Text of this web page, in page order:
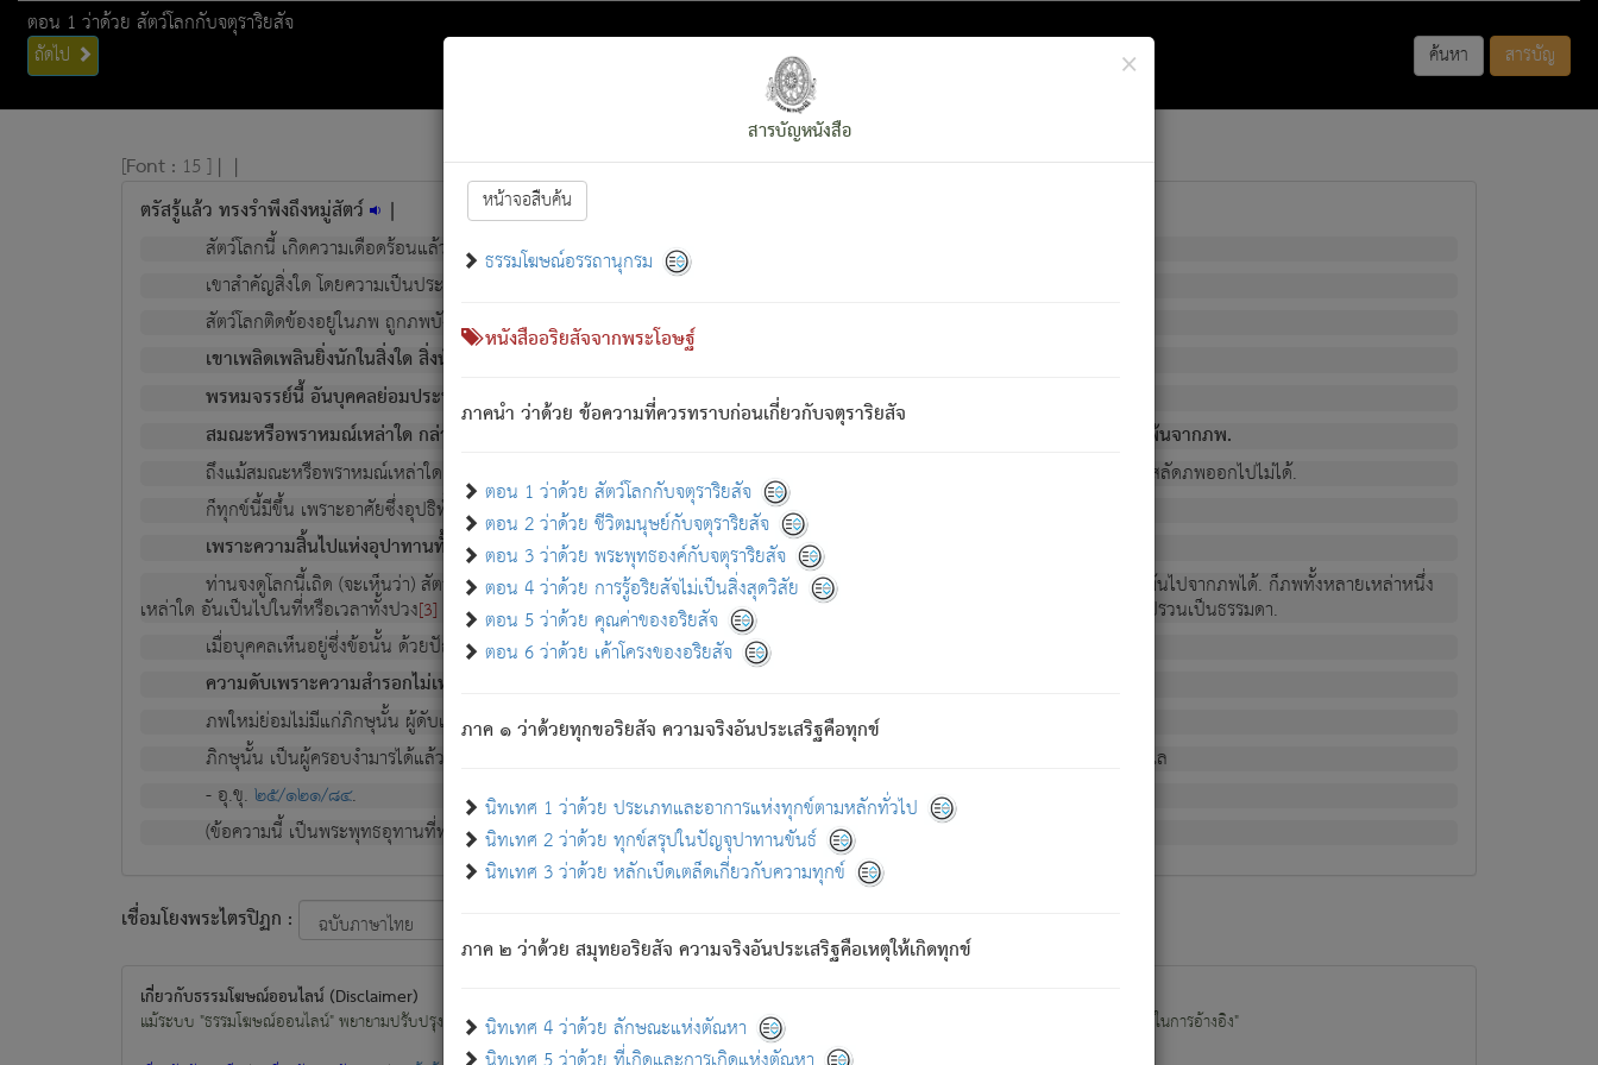
ตอน 1 ว่าด้วย สัตว์โลกกับจตุราริยสัจ
ถัดไป ค้นหา สารบัญ
×
สารบัญหนังสือ
หน้าจอสืบค้น
ธรรมโฆษณ์อรรถานุกรม
หนังสืออริยสัจจากพระโอษฐ์
ภาคนำ ว่าด้วย ข้อความที่ควรทราบก่อนเกี่ยวกับจตุราริยสัจ
ตอน 1 ว่าด้วย สัตว์โลกกับจตุราริยสัจ
ตอน 2 ว่าด้วย ชีวิตมนุษย์กับจตุราริยสัจ
ตอน 3 ว่าด้วย พระพุทธองค์กับจตุราริยสัจ
ตอน 4 ว่าด้วย การรู้อริยสัจไม่เป็นสิ่งสุดวิสัย
ตอน 5 ว่าด้วย คุณค่าของอริยสัจ
ตอน 6 ว่าด้วย เค้าโครงของอริยสัจ
ภาค ๑ ว่าด้วยทุกขอริยสัจ ความจริงอันประเสริฐคือทุกข์
นิทเทศ 1 ว่าด้วย ประเภทและอาการแห่งทุกข์ตามหลักทั่วไป
นิทเทศ 2 ว่าด้วย ทุกข์สรุปในปัญจุปาทานขันธ์
นิทเทศ 3 ว่าด้วย หลักเบ็ดเตล็ดเกี่ยวกับความทุกข์
ภาค ๒ ว่าด้วย สมุทยอริยสัจ ความจริงอันประเสริฐคือเหตุให้เกิดทุกข์
นิทเทศ 4 ว่าด้วย ลักษณะแห่งตัณหา
[Font : 15 ] | |
ตรัสรู้แล้ว ทรงรำพึงถึงหมู่สัตว์ |
สัตว์โลกนี้ เกิดความเดือดร้อนแล้ว มีผัสสะบังหน้า[1]ย่อมกล่าวซึ่งโรค (ความเสียดแทง) นั้นโดยความเป็นตัวเป็นตน
เขาสำคัญสิ่งใด โดยความเป็นประการใด แต่สิ่งนั้นย่อมเป็น (ตามที่เป็นจริง) โดยประการอื่นจากที่เขาสำคัญนั้น
สัตว์โลกติดข้องอยู่ในภพ ถูกภพบังหน้าแล้ว มีภพโดยความเป็นอย่างอื่น (จากที่มันเป็นอยู่จริง) จึงได้เพลิดเพลินยิ่งนักในภพนั้น
เขาเพลิดเพลินยิ่งนักในสิ่งใด สิ่งนั้นเป็นภัย (ที่เขาไม่รู้จัก) : เขากลัวต่อสิ่งใดสิ่งนั้นเป็นทุกข์
พรหมจรรย์นี้ อันบุคคลย่อมประพฤติ ก็เพื่อการละขาดซึ่งภพ.
สมณะหรือพราหมณ์เหล่าใด กล่าวความหลุดพ้นจากภพว่ามีได้เพราะภพ เรากล่าวว่า สมณะหรือพราหมณ์ทั้งปวงนั้น มิใช่ผู้หลดพ้นจากภพ.
ถึงแม้สมณะหรือพราหมณ์เหล่าใด กล่าวความออกไปได้จากภพ ว่ามีได้เพราะวิภพ[2]
: เรากล่าวว่า สมณะหรือพราหมณ์ทั้งปวงนั้น ก็ยังสลัดภพออกไปไม่ได้.
ก็ทุกข์นี้มีขึ้น เพราะอาศัยซึ่งอุปธิทั้งปวง.
เพราะความสิ้นไปแห่งอุปาทานทั้งปวง ความเกิดขึ้นแห่งทุกข์จึงไม่มี.
ท่านจงดูโลกนี้เถิด (จะเห็นว่า) สัตว์ทั้งหลายอันอวิชาหนาแน่นบังหนาแล้ว; และว่า สัตว์ผู้ยินดีในภพอันเป็นแล้วนั้น ย่อมไม่เป็นผู้หลุดพ้นไปจากภพได้. ก็ภพทั้งหลายเหล่าหนึ่ง
เหล่าใด อันเป็นไปในที่หรือเวลาทั้งปวง[3] เพื่อความมีแห่งประโยชน์โดยประการทั้งปวง; ภพทั้งหลายทั้งหมดนั้น ไม่เที่ยง เป็นทุกข์ มีความแปรปรวนเป็นธรรมดา.
เมื่อบุคคลเห็นอยู่ซึ่งข้อนั้น ด้วยปัญญาอันชอบตามที่เป็นจริงอย่างนี้อยู่; เขาย่อมละภวตัณหาได้ และไม่เพลิดเพลินวิภวตัณหาด้วย.
ความดับเพราะความสำรอกไม่เหลือ (แห่งภพทั้งหลาย) เพราะความสิ้นไปแห่งตัณหาโดยประการทั้งปวง นั้นคือนิพพาน.
ภพใหม่ย่อมไม่มีแก่ภิกษุนั้น ผู้ดับเย็นสนิทแล้ว เพราะไม่มีความยึดมั่น
ภิกษุนั้น เป็นผู้ครอบงำมารได้แล้ว ชนะสงครามแล้ว ก้าวล่วงภพทั้งหลายทั้งปวงได้แล้ว เป็นผู้คงที่ (คือไม่เปลี่ยนแปลงอีกต่อไป). ดังนี้แล
- อุ.ขุ.๒๕/๑๒๑/๘๔.
(ข้อความนี้ เป็นพระพุทธอุทานที่ทรงเปล่งออก ที่โคนต้นโพธิ์เป็นที่ตรัสรู้ เมื่อตรัสรู้แล้วได้ 7 วัน)
เชื่อมโยงพระไตรปิฏก :
เกี่ยวกับธรรมโฆษณ์ออนไลน์ (Disclaimer)
แม้ระบบ "ธรรมโฆษณ์ออนไลน์" พยายามปรับปรุงข้อมูลให้ถูกต้องมากที่สุด ผู้ศึกษาก็พึงตรวจสอบกับตัวเล่มหนังสือต้นฉบับ ที่มีการพิมพ์ครั้งล่าสุด ก่อนนำข้อมูลไปใช้ในการอ้างอิง"